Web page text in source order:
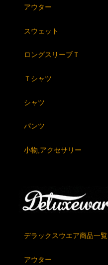
アウター
スウェット
ロングスリーブＴ
Ｔシャツ
シャツ
パンツ
小物,アクセサリー
デラックスウエア商品一覧
アウター